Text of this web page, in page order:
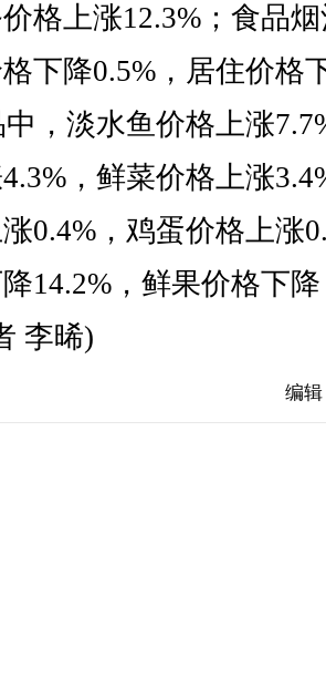
格上涨12.3%；食品
下降0.5%，居住价格
中，淡水鱼价格上涨
，鲜菜价格上涨
0.4%，鸡蛋价格上涨
14.2%，鲜果价格下降
李晞)
编